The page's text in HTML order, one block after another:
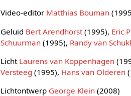
Video-editor Matthias Bouman
Geluid Bert Arendhorst (1995), Eric
Schuurman (1995), Randy van
Licht Laurens van Koppenhagen
Versteeg (1995), Hans van Olderen
Lichtontwerp George Klein (2008)